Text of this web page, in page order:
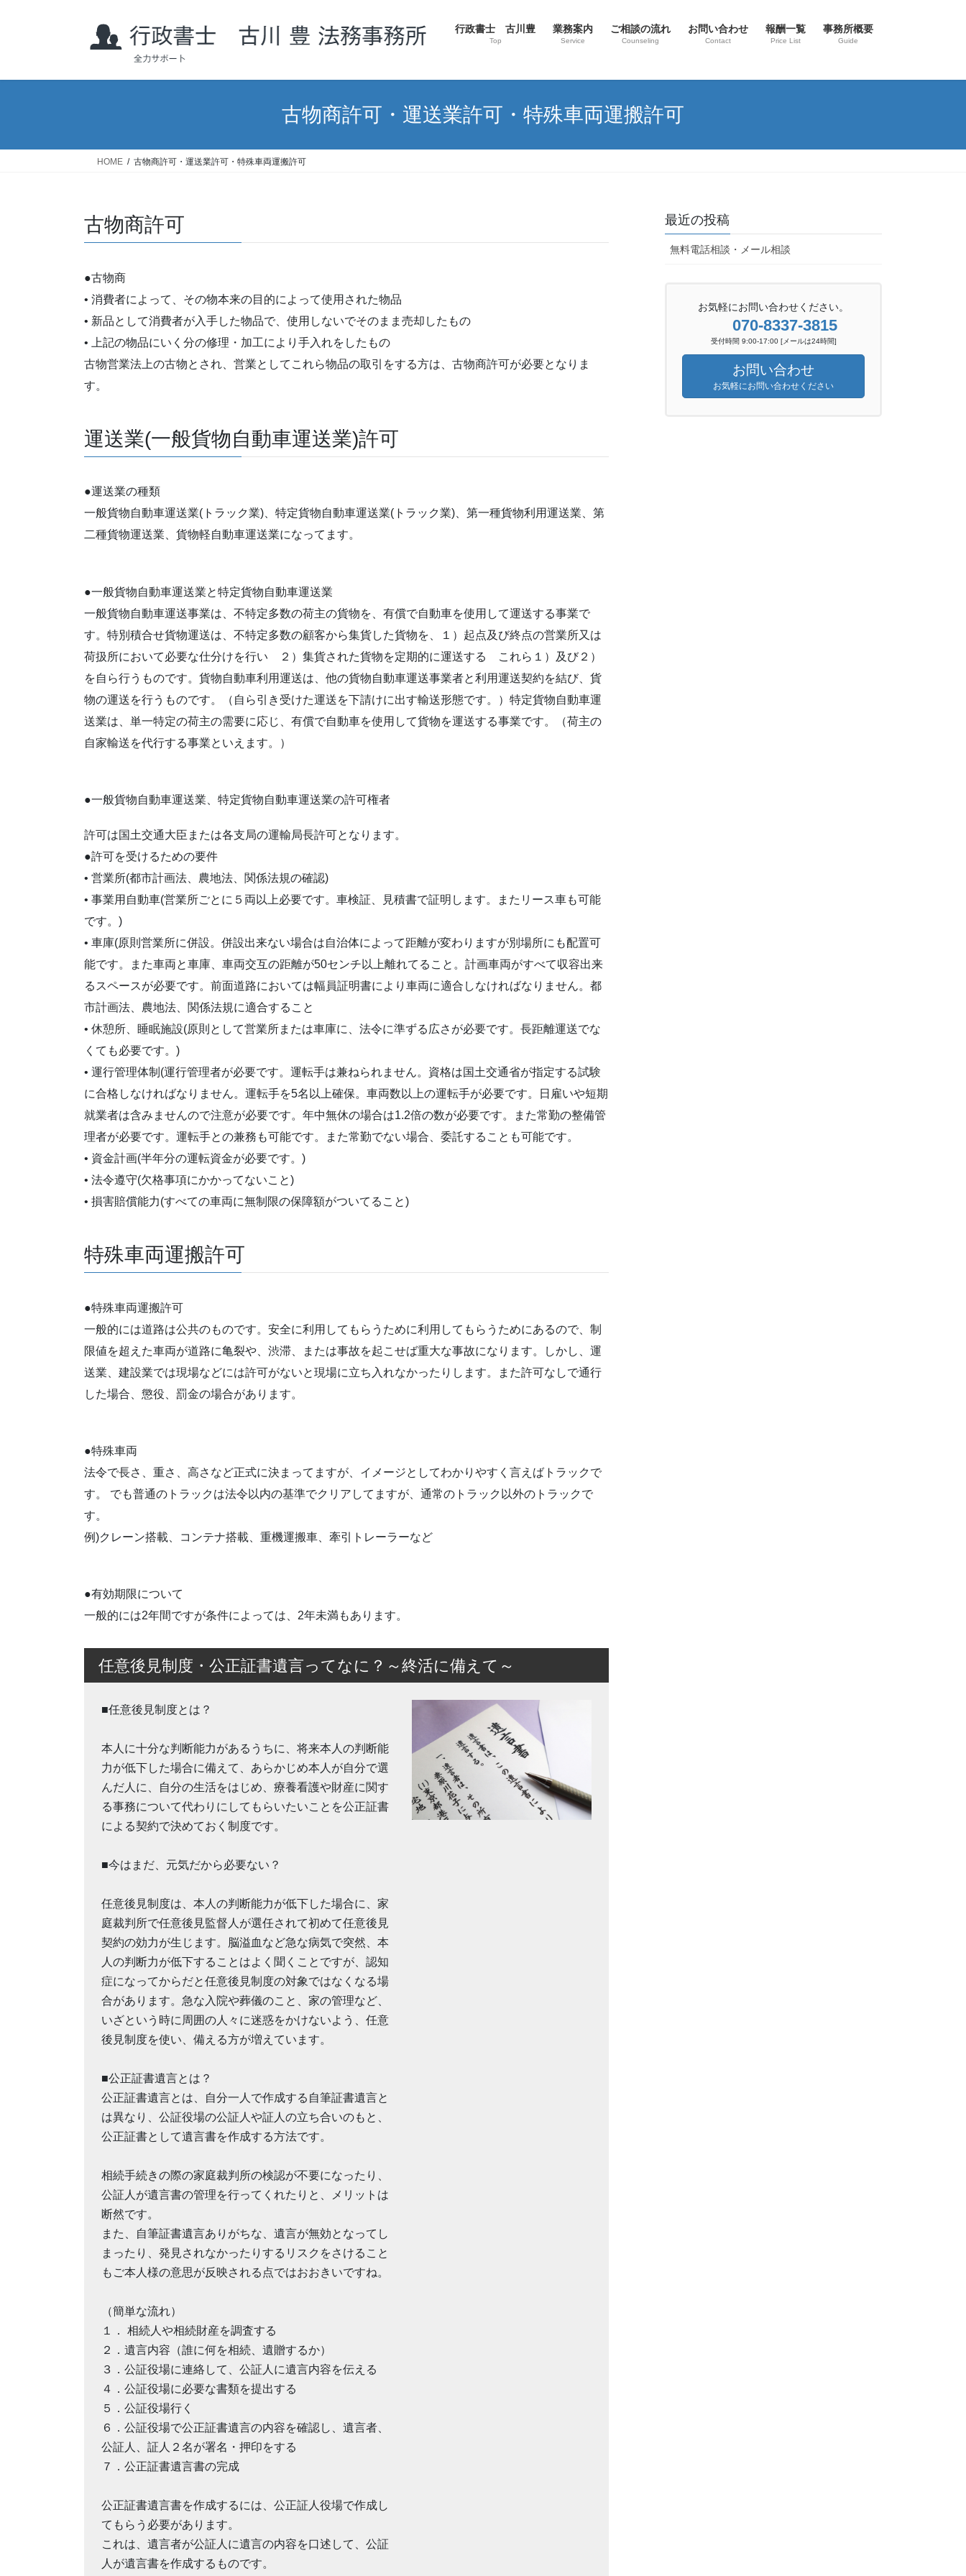
行政書士 古川豊
Top
業務案内
Service
ご相談の流れ
Counseling
お問い合わせ
Contact
報酬一覧
Price List
事務所概要
Guide
古物商許可・運送業許可・特殊車両運搬許可
HOME 古物商許可・運送業許可・特殊車両運搬許可
古物商許可
●古物商
• 消費者によって、その物本来の目的によって使用された物品
• 新品として消費者が入手した物品で、使用しないでそのまま売却したもの
• 上記の物品にいく分の修理・加工により手入れをしたもの
古物営業法上の古物とされ、営業としてこれら物品の取引をする方は、古物商許可が必要となりま
す。
運送業(一般貨物自動車運送業)許可
●運送業の種類
一般貨物自動車運送業(トラック業)、特定貨物自動車運送業(トラック業)、第一種貨物利用運送業、第
二種貨物運送業、貨物軽自動車運送業になってます。
●一般貨物自動車運送業と特定貨物自動車運送業
一般貨物自動車運送事業は、不特定多数の荷主の貨物を、有償で自動車を使用して運送する事業で
す。特別積合せ貨物運送は、不特定多数の顧客から集貨した貨物を、１）起点及び終点の営業所又は
荷扱所において必要な仕分けを行い ２）集貨された貨物を定期的に運送する これら１）及び２）
を自ら行うものです。貨物自動車利用運送は、他の貨物自動車運送事業者と利用運送契約を結び、貨
物の運送を行うものです。（自ら引き受けた運送を下請けに出す輸送形態です。）特定貨物自動車運
送業は、単一特定の荷主の需要に応じ、有償で自動車を使用して貨物を運送する事業です。（荷主の
自家輸送を代行する事業といえます。）
●一般貨物自動車運送業、特定貨物自動車運送業の許可権者
許可は国土交通大臣または各支局の運輸局長許可となります。
●許可を受けるための要件
• 営業所(都市計画法、農地法、関係法規の確認)
• 事業用自動車(営業所ごとに５両以上必要です。車検証、見積書で証明します。またリース車も可能
です。)
• 車庫(原則営業所に併設。併設出来ない場合は自治体によって距離が変わりますが別場所にも配置可
能です。また車両と車庫、車両交互の距離が50センチ以上離れてること。計画車両がすべて収容出来
るスペースが必要です。前面道路においては幅員証明書により車両に適合しなければなりません。都
市計画法、農地法、関係法規に適合すること
• 休憩所、睡眠施設(原則として営業所または車庫に、法令に準ずる広さが必要です。長距離運送でな
くても必要です。)
• 運行管理体制(運行管理者が必要です。運転手は兼ねられません。資格は国土交通省が指定する試験
に合格しなければなりません。運転手を5名以上確保。車両数以上の運転手が必要です。日雇いや短期
就業者は含みませんので注意が必要です。年中無休の場合は1.2倍の数が必要です。また常勤の整備管
理者が必要です。運転手との兼務も可能です。また常勤でない場合、委託することも可能です。
• 資金計画(半年分の運転資金が必要です。)
• 法令遵守(欠格事項にかかってないこと)
• 損害賠償能力(すべての車両に無制限の保障額がついてること)
特殊車両運搬許可
●特殊車両運搬許可
一般的には道路は公共のものです。安全に利用してもらうために利用してもらうためにあるので、制
限値を超えた車両が道路に亀裂や、渋滞、または事故を起こせば重大な事故になります。しかし、運
送業、建設業では現場などには許可がないと現場に立ち入れなかったりします。また許可なしで通行
した場合、懲役、罰金の場合があります。
●特殊車両
法令で長さ、重さ、高さなど正式に決まってますが、イメージとしてわかりやすく言えばトラックで
す。 でも普通のトラックは法令以内の基準でクリアしてますが、通常のトラック以外のトラックで
す。
例)クレーン搭載、コンテナ搭載、重機運搬車、牽引トレーラーなど
●有効期限について
一般的には2年間ですが条件によっては、2年未満もあります。
任意後見制度・公正証書遺言ってなに？～終活に備えて～
■任意後見制度とは？
本人に十分な判断能力があるうちに、将来本人の判断能
力が低下した場合に備えて、あらかじめ本人が自分で選
んだ人に、自分の生活をはじめ、療養看護や財産に関す
る事務について代わりにしてもらいたいことを公正証書
による契約で決めておく制度です。
■今はまだ、元気だから必要ない？
任意後見制度は、本人の判断能力が低下した場合に、家
庭裁判所で任意後見監督人が選任されて初めて任意後見
契約の効力が生じます。脳溢血など急な病気で突然、本
人の判断力が低下することはよく聞くことですが、認知
症になってからだと任意後見制度の対象ではなくなる場
合があります。急な入院や葬儀のこと、家の管理など、
いざという時に周囲の人々に迷惑をかけないよう、任意
後見制度を使い、備える方が増えています。
■公正証書遺言とは？
公正証書遺言とは、自分一人で作成する自筆証書遺言と
は異なり、公証役場の公証人や証人の立ち合いのもと、
公正証書として遺言書を作成する方法です。
相続手続きの際の家庭裁判所の検認が不要になったり、
公証人が遺言書の管理を行ってくれたりと、メリットは
断然です。
また、自筆証書遺言ありがちな、遺言が無効となってし
まったり、発見されなかったりするリスクをさけること
もご本人様の意思が反映される点ではおおきいですね。
（簡単な流れ）
１． 相続人や相続財産を調査する
２．遺言内容（誰に何を相続、遺贈するか）
３．公証役場に連絡して、公証人に遺言内容を伝える
４．公証役場に必要な書類を提出する
５．公証役場行く
６．公証役場で公正証書遺言の内容を確認し、遺言者、
公証人、証人２名が署名・押印をする
７．公正証書遺言書の完成
公正証書遺言書を作成するには、公正証人役場で作成し
てもらう必要があります。
これは、遺言者が公証人に遺言の内容を口述して、公証
人が遺言書を作成するものです。
最近の投稿
無料電話相談・メール相談
お気軽にお問い合わせください。
070-8337-3815
受付時間 9:00-17:00 [メールは24時間]
お問い合わせ
お気軽にお問い合わせください